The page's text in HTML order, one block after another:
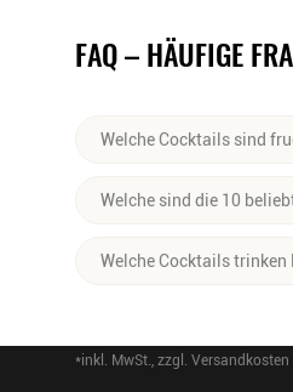
FAQ – HÄUFIGE
Welche Cocktails sind
Cocktails. Diese Drinks
Welche sind die 10
Piña Colada
Welche Cocktails trinken
*inkl. MwSt., zzgl. Versandkosten